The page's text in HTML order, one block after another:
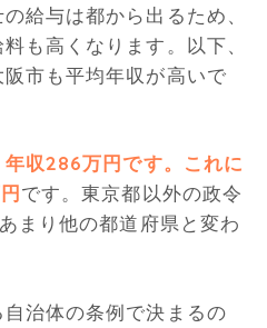
給与は都から出るため、
も高くなります。以下、
市も平均年収が高いで
収286万円です。これに
です。東京都以外の政令
まり他の都道府県と変わ
治体の条例で決まるの